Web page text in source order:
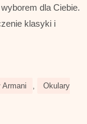
dla Ciebie.
klasyki i
Armani
Okulary